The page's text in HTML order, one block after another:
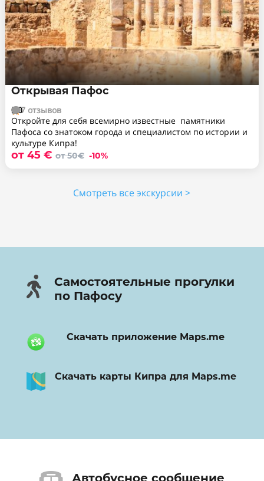
Открывая Пафос

5,0
7 отзывов
Откройте для себя всемирно известные памятники
Пафоса со знатоком города и специалистом по истории и
культуре Кипра!
от 45 € от 50€ -10%
Смотреть все экскурсии >

Самостоятельные прогулки
по Пафосу
Скачать приложение Maps.me
Скачать карты Кипра для Maps.me
Автобусное сообщение